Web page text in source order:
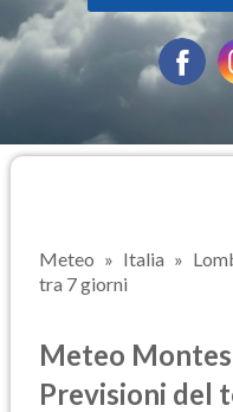
Meteo Italia
tra 7 giorni
Meteo
Previsioni del